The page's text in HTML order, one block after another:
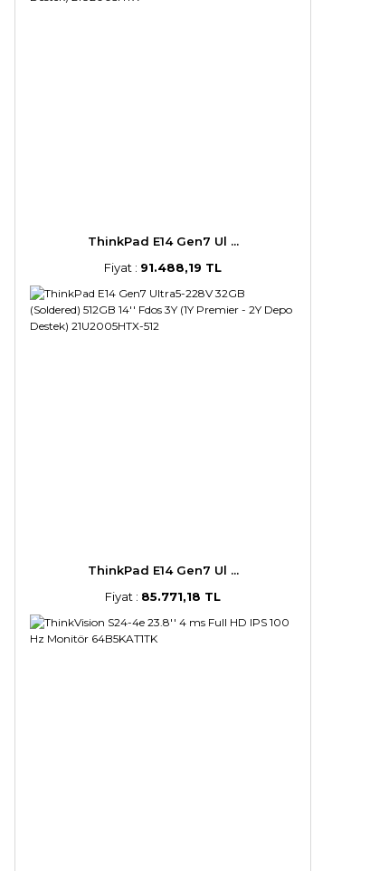
ThinkPad E14 Gen7 Ul ...
Fiyat : 91.488,19 TL
ThinkPad E14 Gen7 Ul ...
Fiyat : 85.771,18 TL